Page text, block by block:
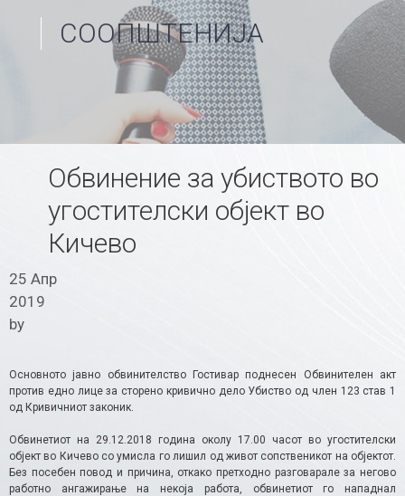
СООПШТЕНИЈА
Обвинение за убиството во
угостителски објект во
Кичево
25 Апр
2019
by
Основното јавно обвинителство Гостивар поднесен Обвинителен акт
против едно лице за сторено кривично дело Убиство од член 123 став 1
од Кривичниот законик.
Обвинетиот на 29.12.2018 година околу 17.00 часот во угостителски
објект во Кичево со умисла го лишил од живот сопственикот на објектот.
Без посебен повод и причина, откако претходно разговарале за негово
работно ангажирање на некоја работа, обвинетиот го нападнал